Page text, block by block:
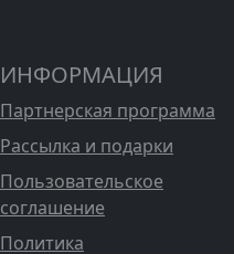
ИНФОРМАЦИЯ
Партнерская программа
Рассылка и подарки
Пользовательское
соглашение
Политика